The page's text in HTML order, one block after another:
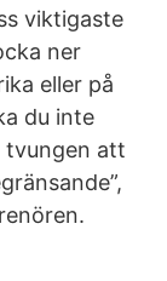
viktigaste
ner
eller på
du inte
tvungen att